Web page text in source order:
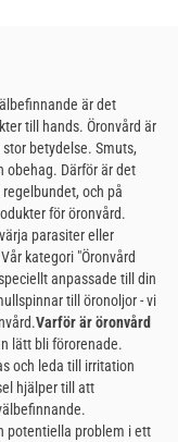
är det
till hands. Öronvård är
betydelse. Smuts,
obehag. Därför är det
och på
för öronvård.
parasiter eller
kategori "Öronvård
anpassade till din
till öronoljor - vi
Varför är öronvård
lätt bli förorenade.
och leda till irritation
hjälper till att
potentiella problem i ett